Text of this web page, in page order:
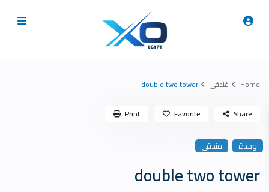
Home فندقى double two tower
وحدة فندقى
double two tower
Share
Favorite
Print